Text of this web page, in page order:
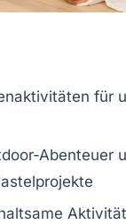
für
Abenteuer